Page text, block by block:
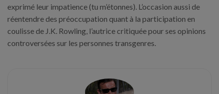
exprimé leur impatience (tu m’étonnes). L’occasion aussi de
réentendre des préoccupation quant à la participation en
coulisse de J.K. Rowling, l’autrice critiquée pour ses opinions
controversées sur les personnes transgenres.